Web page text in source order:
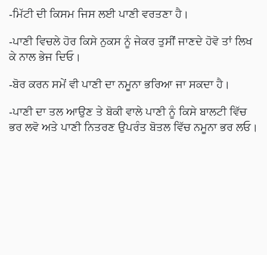
-ਮਿੱਟੀ ਦੀ ਕਿਸਮ ਜਿਸ ਲਈ ਪਾਣੀ ਵਰਤਣਾ ਹੈ।
-ਪਾਣੀ ਵਿਚਲੇ ਹੋਰ ਕਿਸੇ ਨੁਕਸ ਨੂੰ ਜੇਕਰ ਤੁਸੀਂ ਜਾਣਦੇ ਹੋਵੋ ਤਾਂ ਲਿਖ
ਕੇ ਨਾਲ ਭੇਜ ਦਿਓ।
-ਬੋਰ ਕਰਨ ਸਮੇਂ ਵੀ ਪਾਣੀ ਦਾ ਨਮੂਨਾ ਭਰਿਆ ਜਾ ਸਕਦਾ ਹੈ।
-ਪਾਣੀ ਦਾ ਤਲ ਆਉਣ ਤੇ ਬੋਕੀ ਵਾਲੇ ਪਾਣੀ ਨੂੰ ਕਿਸੇ ਬਾਲਟੀ ਵਿੱਚ
ਭਰ ਲਵੋ ਅਤੇ ਪਾਣੀ ਨਿਤਰਣ ਉਪਰੰਤ ਬੋਤਲ ਵਿੱਚ ਨਮੂਨਾ ਭਰ ਲਓ।